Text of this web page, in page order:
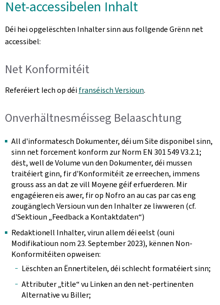
Net-accessibelen Inhalt
Déi hei opgelëschten Inhalter sinn aus follgende Grënn net
accessibel:
Net Konformitéit
Referéiert Iech op déifranséisch Versioun.
Onverhältnesméisseg Belaaschtung
All d'informatesch Dokumenter, déi um Site disponibel sinn,
sinn net forcement konform zur Norm EN 301 549 V3.2.1;
dëst, well de Volume vun den Dokumenter, déi mussen
traitéiert ginn, fir d'Konformitéit ze erreechen, immens
grouss ass an dat ze vill Moyene géif erfuerderen. Mir
engagéieren eis awer, fir op Nofro an au cas par cas eng
zougänglech Versioun vun den Inhalter ze liwweren (cf.
d'Sektioun „Feedback a Kontaktdaten“)
Redaktionell Inhalter, virun allem déi eelst (ouni
Modifikatioun nom 23. September 2023), kënnen Non-
Konformitéiten opweisen:
Lëschten an Ënnertitelen, déi schlecht formatéiert sinn;
Attributer „title“ vu Linken an den net-pertinenten
Alternative vu Biller;